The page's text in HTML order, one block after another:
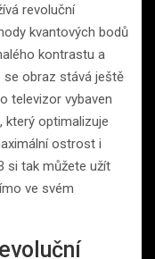
revoluční
kvantových bodů
kontrastu a
se obraz stává ještě
televizor vybaven
který optimalizuje
ostrost i
si tak můžete užít
ve svém